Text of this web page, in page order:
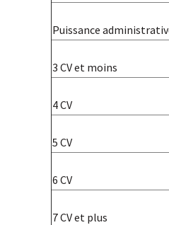
Puissance
3 CV et moins
4 CV
5 CV
6 CV
7 CV et plus